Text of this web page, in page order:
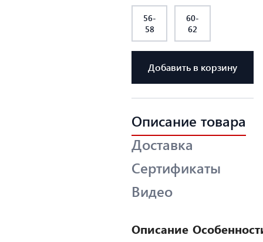
56-
58
60-
62
Добавить в корзину
Описание товара
Доставка
Сертификаты
Видео
Описание